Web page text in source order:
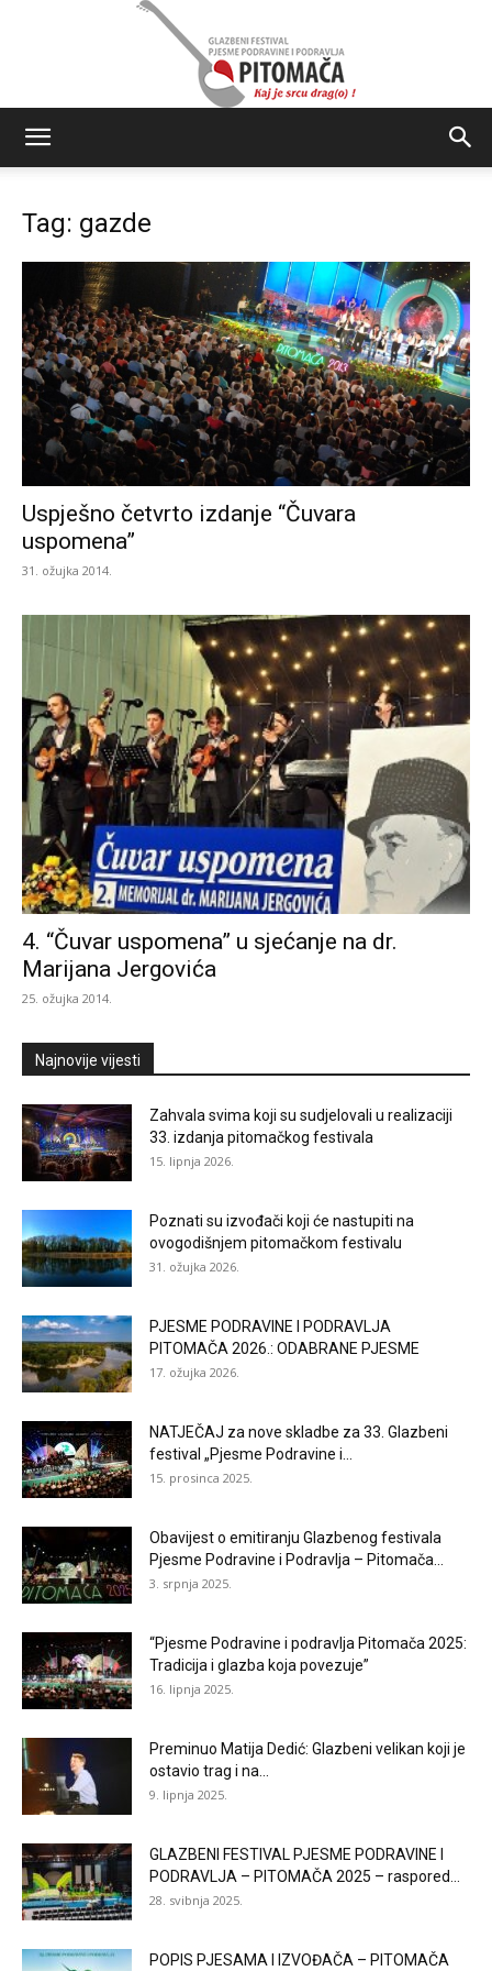
Pjesme
Podravine
Podravlja
Tag: gazde
Uspješno četvrto izdanje “Čuvara
uspomena”
31. ožujka 2014.
4. “Čuvar uspomena” u sjećanje na dr.
Marijana Jergovića
25. ožujka 2014.
Najnovije vijesti
Zahvala svima koji su sudjelovali u realizaciji
33. izdanja pitomačkog festivala
15. lipnja 2026.
Poznati su izvođači koji će nastupiti na
ovogodišnjem pitomačkom festivalu
31. ožujka 2026.
PJESME PODRAVINE I PODRAVLJA
PITOMAČA 2026.: ODABRANE PJESME
17. ožujka 2026.
NATJEČAJ za nove skladbe za 33. Glazbeni
festival „Pjesme Podravine i...
15. prosinca 2025.
Obavijest o emitiranju Glazbenog festivala
Pjesme Podravine i Podravlja – Pitomača...
3. srpnja 2025.
“Pjesme Podravine i podravlja Pitomača 2025:
Tradicija i glazba koja povezuje”
16. lipnja 2025.
Preminuo Matija Dedić: Glazbeni velikan koji je
ostavio trag i na...
9. lipnja 2025.
GLAZBENI FESTIVAL PJESME PODRAVINE I
PODRAVLJA – PITOMAČA 2025 – raspored...
28. svibnja 2025.
POPIS PJESAMA I IZVOĐAČA – PITOMAČA